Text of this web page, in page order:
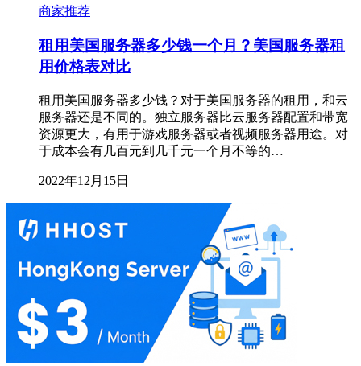
商家推荐
租用美国服务器多少钱一个月？美国服务器租
用价格表对比
租用美国服务器多少钱？对于美国服务器的租用，和云
服务器还是不同的。独立服务器比云服务器配置和带宽
资源更大，有用于游戏服务器或者视频服务器用途。对
于成本会有几百元到几千元一个月不等的…
2022年12月15日